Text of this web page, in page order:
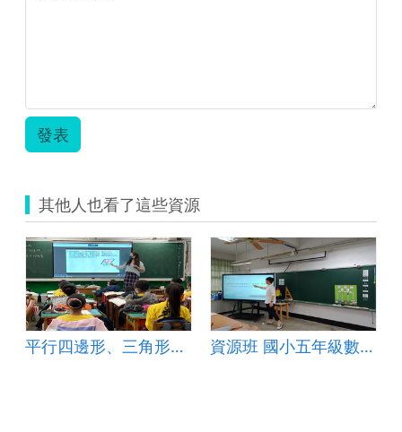
案.zip
發表
其他人也看了這些資源
平行四邊形、三角形和梯形的面積 統整複習 資源班 國小五年級數學 第 8 單元 平行四邊形、三角形、梯形的面積